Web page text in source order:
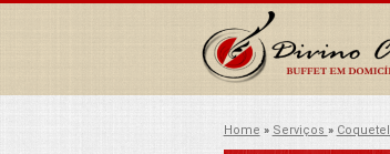
Home » Serviços » Coquetel